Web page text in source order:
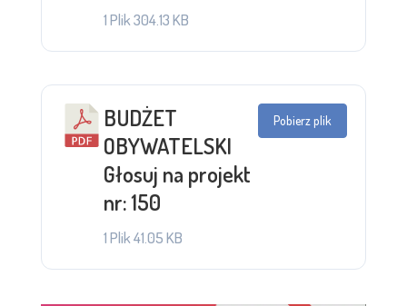
1 Plik304.13 KB
BUDŻET
OBYWATELSKI
Głosuj na projekt
nr: 150
1 Plik41.05 KB
Pobierz plik